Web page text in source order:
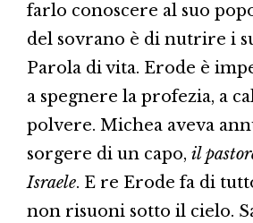
farlo conoscere al suo
del sovrano è di nutrire i
Parola di vita. Erode è
a spegnere la profezia, a
polvere. Michea aveva
sorgere di un capo, il
Israele. E re Erode fa di
non risuoni sotto il cielo.